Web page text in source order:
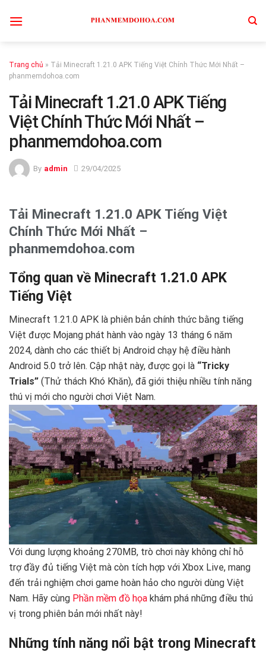
Trang chủ » Tải Minecraft 1.21.0 APK Tiếng Việt Chính Thức Mới Nhất –
phanmemdohoa.com
Tải Minecraft 1.21.0 APK Tiếng
Việt Chính Thức Mới Nhất –
phanmemdohoa.com
By admin 29/04/2025
Tải Minecraft 1.21.0 APK Tiếng Việt
Chính Thức Mới Nhất –
phanmemdohoa.com
Tổng quan về Minecraft 1.21.0 APK
Tiếng Việt
Minecraft 1.21.0 APK là phiên bản chính thức bằng tiếng
Việt được Mojang phát hành vào ngày 13 tháng 6 năm
2024, dành cho các thiết bị Android chạy hệ điều hành
Android 5.0 trở lên. Cập nhật này, được gọi là “Tricky
Trials” (Thử thách Khó Khăn), đã giới thiệu nhiều tính năng
thú vị mới cho người chơi Việt Nam.
Với dung lượng khoảng 270MB, trò chơi này không chỉ hỗ
trợ đầy đủ tiếng Việt mà còn tích hợp với Xbox Live, mang
đến trải nghiệm chơi game hoàn hảo cho người dùng Việt
Nam. Hãy cùng Phần mềm đồ họa khám phá những điều thú
vị trong phiên bản mới nhất này!
Những tính năng nổi bật trong Minecraft